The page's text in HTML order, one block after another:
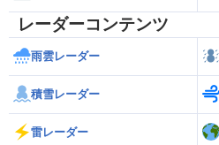
レーダーコンテンツ
雨雲レーダー
積雪レーダー
雷レーダー